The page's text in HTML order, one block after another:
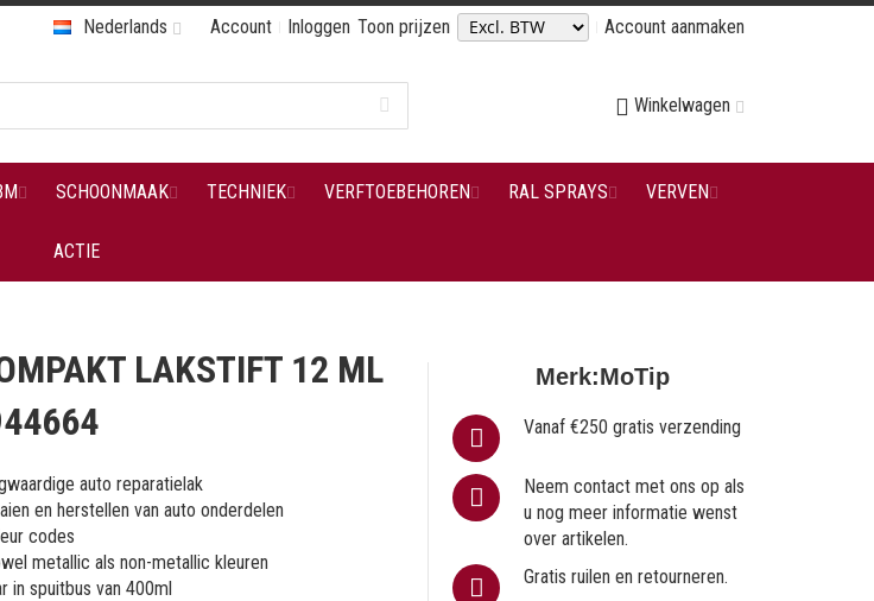
Account Inloggen Toon prijzen Account aanmaken
Nederlands
Winkelwagen
SCHOONMAAK TECHNIEK VERFTOEBEHOREN RAL SPRAYS VERVEN
ACTIE
LAKSTIFT 12 ML
auto reparatielak
en herstellen van auto onderdelen
codes
metallic als non-metallic kleuren
in spuitbus van 400ml
Merk:MoTip
Vanaf €250 gratis verzending
Neem contact met ons op als
u nog meer informatie wenst
over artikelen.
Gratis ruilen en retourneren.